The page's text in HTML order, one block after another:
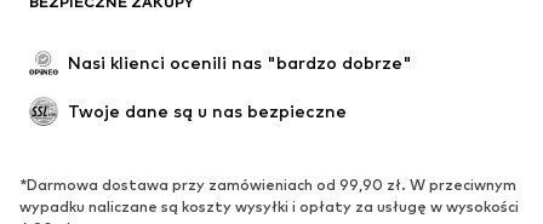
Nasi klienci ocenili nas "bardzo dobrze"
Twoje dane są u nas bezpieczne
*Darmowa dostawa przy zamówieniach od 99,90 zł. W przeciwnym
wypadku naliczane są koszty wysyłki i opłaty za usługę w wysokości